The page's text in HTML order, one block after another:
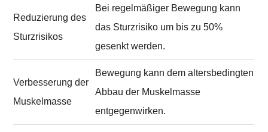
Reduzierung des
Sturzrisikos
Bei regelmäßiger Bewegung kann
das Sturzrisiko um bis zu 50%
gesenkt werden.
Verbesserung der
Muskelmasse
Bewegung kann dem altersbedingten
Abbau der Muskelmasse
entgegenwirken.